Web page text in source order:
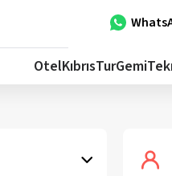
OtelKıbrısTurGemi